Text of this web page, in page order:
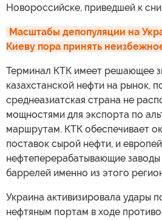
Новороссийске, приведшей к
Масштабы депопуляции на
Киеву пора принять
Терминал КТК имеет решающее
казахстанской нефти на рынок,
среднеазиатская страна не
мощностями для экспорта по
маршрутам. КТК обеспечивает
поставок сырой нефти, и
нефтеперерабатывающие
баррелей именно из этого
Украина активизировала удары
нефтяным портам в ходе